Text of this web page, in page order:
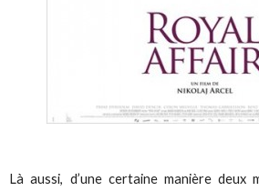
Là aussi, d’une certaine manière deux